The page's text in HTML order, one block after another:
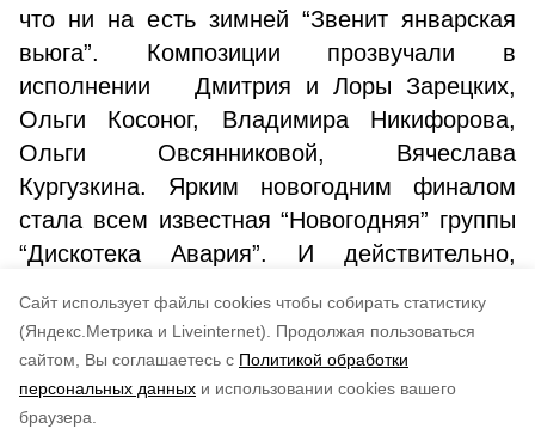
Cайт использует файлы cookies чтобы собирать статистику
(Яндекс.Метрика и Liveinternet).
Продолжая пользоваться
сайтом, Вы соглашаетесь с Политикой обработки
персональных данных и использовании cookies вашего
браузера.
что ни на есть зимней “Звенит январская
вьюга”. Композиции прозвучали в
исполнении Дмитрия и Лоры Зарецких,
Ольги Косоног, Владимира Никифорова,
Ольги Овсянниковой, Вячеслава
Кургузкина. Ярким новогодним финалом
стала всем известная “Новогодняя” группы
“Дискотека Авария”. И действительно,
случится”, точнее и не скажешь.
по оценке